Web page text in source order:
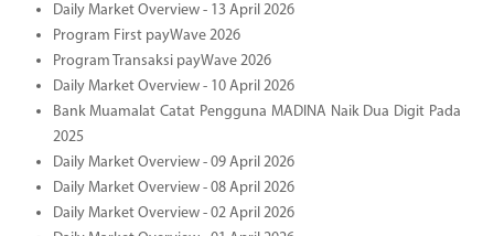
Daily Market Overview - 13 April 2026
Program First payWave 2026
Program Transaksi payWave 2026
Daily Market Overview - 10 April 2026
Bank Muamalat Catat Pengguna MADINA Naik Dua Digit Pada
2025
Daily Market Overview - 09 April 2026
Daily Market Overview - 08 April 2026
Daily Market Overview - 02 April 2026